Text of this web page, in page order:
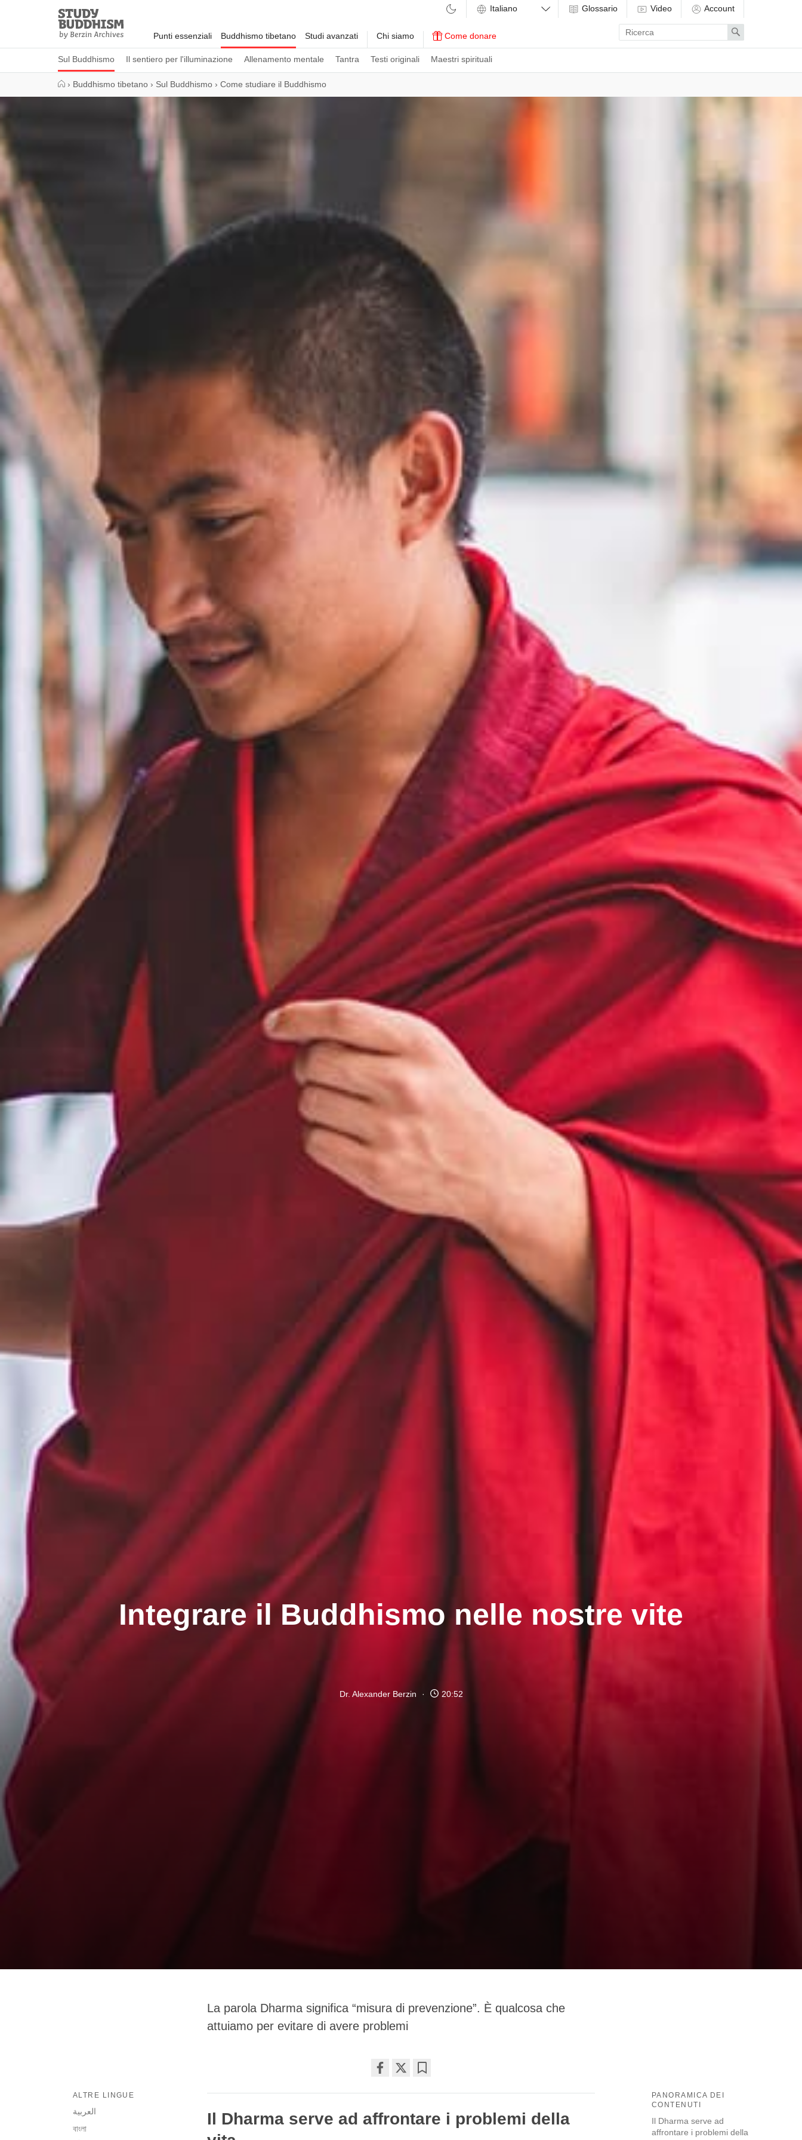
Study
Buddhism
Home
Punti essenziali Buddhismo tibetano
Sul Buddhismo Il sentiero per l'illuminazione Allenamento mentale Tantra Testi originali Maestri spirituali
Studi avanzati Chi siamo Come donare
Glossario Video Account
Enter
search
term
Search
› Buddhismo tibetano › Sul Buddhismo › Come studiare il Buddhismo
Integrare il Buddhismo nelle nostre vite
Dr. Alexander Berzin 20:52
La parola Dharma significa “misura di prevenzione”. È qualcosa che
attuiamo per evitare di avere problemi
facebook
PANORAMICA DEI
CONTENUTI
Il Dharma serve ad
affrontare i problemi della
ALTRE LINGUE
العربية
বাংলা
Il Dharma serve ad affrontare i problemi della